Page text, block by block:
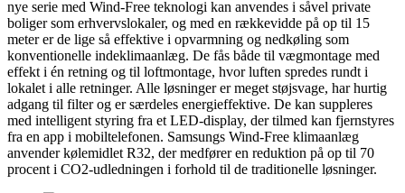
nye serie med Wind-Free teknologi kan anvendes i såvel private
boliger som erhvervslokaler, og med en rækkevidde på op til 15
meter er de lige så effektive i opvarmning og nedkøling som
konventionelle indeklimaanlæg. De fås både til vægmontage med
effekt i én retning og til loftmontage, hvor luften spredes rundt i
lokalet i alle retninger. Alle løsninger er meget støjsvage, har hurtig
adgang til filter og er særdeles energieffektive. De kan suppleres
med intelligent styring fra et LED-display, der tilmed kan fjernstyres
fra en app i mobiltelefonen. Samsungs Wind-Free klimaanlæg
anvender kølemidlet R32, der medfører en reduktion på op til 70
procent i CO2-udledningen i forhold til de traditionelle løsninger.